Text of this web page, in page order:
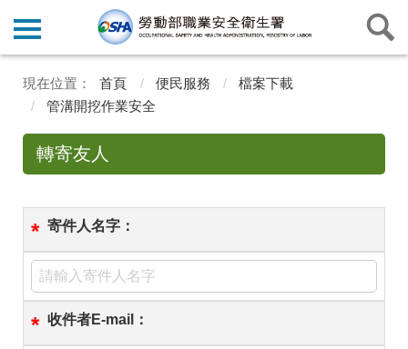
首頁 便民服務
檔案下載
管溝開挖作業安全
轉寄友人
* 寄件人名字：
* 收件者E-mail：